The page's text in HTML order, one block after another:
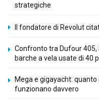
strategiche
Il fondatore di Revolut
Confronto tra Dufour 405,
barche a vela usate di 40
Mega e gigayacht:
funzionano davvero